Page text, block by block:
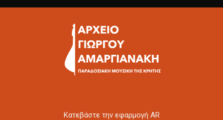
Kατεβάστε την εφαρμογή AR